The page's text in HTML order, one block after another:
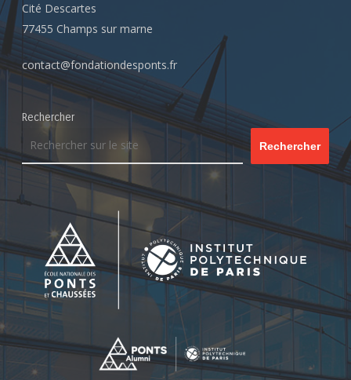
Cité Descartes
77455 Champs sur marne
contact@fondationdesponts.fr
Rechercher
Rechercher